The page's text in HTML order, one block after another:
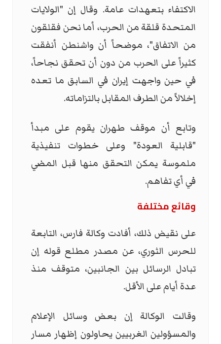
الاكتفاء بتعهدات عامة. وقال إن "الولايات
المتحدة قلقة من الحرب، أما نحن فقلقون
من الاتفاق"، موضحاً أن واشنطن أنفقت
كثيراً على الحرب من دون أن تحقق نجاحاً،
في حين واجهت إيران في السابق ما تعده
إخلالاً من الطرف المقابل بالتزاماته.
وتابع أن موقف طهران يقوم على مبدأ
"قابلية العودة" وعلى خطوات تنفيذية
ملموسة يمكن التحقق منها قبل المضي
في أي تفاهم.
وقائع مختلفة
على نقيض ذلك، أفادت وكالة فارس، التابعة
للحرس الثوري، عن مصدر مطلع قوله إن
تبادل الرسائل بين الجانبين، متوقف منذ
عدة أيام على الأقل.
وقالت الوكالة إن بعض وسائل الإعلام
والمسؤولين الغربيين يحاولون إظهار مسار